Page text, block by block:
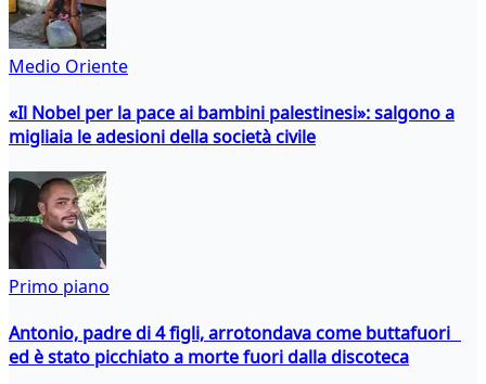
Medio Oriente
«Il Nobel per la pace ai bambini palestinesi»: salgono a
migliaia le adesioni della società civile
Primo piano
Antonio, padre di 4 figli, arrotondava come buttafuori
ed è stato picchiato a morte fuori dalla discoteca